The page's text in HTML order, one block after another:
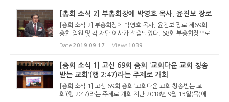
[총회 소식 2] 부총회장에 박영호 목사, 윤진보 장로
[총회 소식 2] 부총회장에 박영호 목사, 윤진보 장로 제69회
총회 임원 및 각 재단 이사가 선출되었다. 68회 부총회장으로
섬긴 신수인 목사가 69회 총회장에 선출되었으며, 임원 선거
의 경우 장로부총회장을 제외한 나머지 임원은 단독입후보로
Date 2019.09.17 Views 1039
[총회 소식 1] 고신 69회 총회 ‘교회다운 교회 칭송
받는 교회’(행 2:47)라는 주제로 개회
[총회 소식 1] 고신 69회 총회 ‘교회다운 교회 칭송받는 교
회’(행 2:47)라는 주제로 개회 지난 2018년 9월 13일(목)에